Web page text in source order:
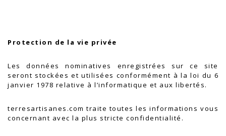
Protection de la vie privée
Les données nominatives enregistrées sur ce site
seront stockées et utilisées conformément à la loi du 6
janvier 1978 relative à l’informatique et aux libertés.
terresartisanes.com traite toutes les informations vous
concernant avec la plus stricte confidentialité.